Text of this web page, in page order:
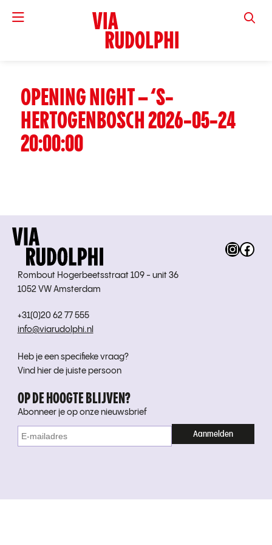
VIA
OPENING NIGHT – ‘S-
HERTOGENBOSCH 2026-05-24
20:00:00
Rombout Hogerbeetsstraat 109 - unit 36
1052 VW Amsterdam
+31(0)20 62 77 555
info@viarudolphi.nl
Heb je een specifieke vraag?
Vind hier de juiste persoon
OP DE HOOGTE BLIJVEN?
Abonneer je op onze nieuwsbrief